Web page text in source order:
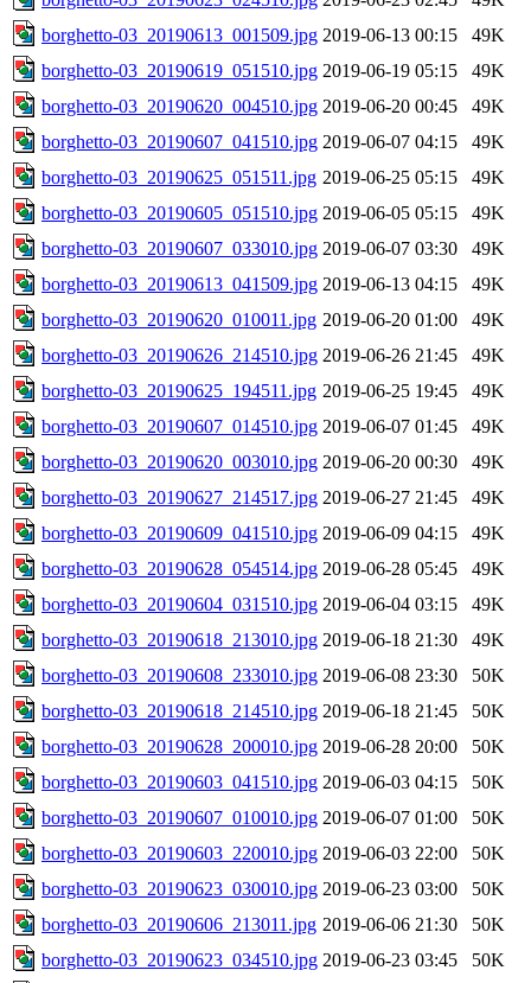
borghetto-03_20190613_001509.jpg 2019-06-13 00:15
49K
borghetto-03_20190619_051510.jpg 2019-06-19 05:15
49K
borghetto-03_20190620_004510.jpg 2019-06-20 00:45
49K
borghetto-03_20190607_041510.jpg 2019-06-07 04:15
49K
borghetto-03_20190625_051511.jpg 2019-06-25 05:15
49K
borghetto-03_20190605_051510.jpg 2019-06-05 05:15
49K
borghetto-03_20190607_033010.jpg 2019-06-07 03:30
49K
borghetto-03_20190613_041509.jpg 2019-06-13 04:15
49K
borghetto-03_20190620_010011.jpg 2019-06-20 01:00
49K
borghetto-03_20190626_214510.jpg 2019-06-26 21:45
49K
borghetto-03_20190625_194511.jpg 2019-06-25 19:45
49K
borghetto-03_20190607_014510.jpg 2019-06-07 01:45
49K
borghetto-03_20190620_003010.jpg 2019-06-20 00:30
49K
borghetto-03_20190627_214517.jpg 2019-06-27 21:45
49K
borghetto-03_20190609_041510.jpg 2019-06-09 04:15
49K
borghetto-03_20190628_054514.jpg 2019-06-28 05:45
49K
borghetto-03_20190604_031510.jpg 2019-06-04 03:15
49K
borghetto-03_20190618_213010.jpg 2019-06-18 21:30
49K
borghetto-03_20190608_233010.jpg 2019-06-08 23:30
50K
borghetto-03_20190618_214510.jpg 2019-06-18 21:45
50K
borghetto-03_20190628_200010.jpg 2019-06-28 20:00
50K
borghetto-03_20190603_041510.jpg 2019-06-03 04:15
50K
borghetto-03_20190607_010010.jpg 2019-06-07 01:00
50K
borghetto-03_20190603_220010.jpg 2019-06-03 22:00
50K
borghetto-03_20190623_030010.jpg 2019-06-23 03:00
50K
borghetto-03_20190606_213011.jpg 2019-06-06 21:30
50K
borghetto-03_20190623_034510.jpg 2019-06-23 03:45
50K